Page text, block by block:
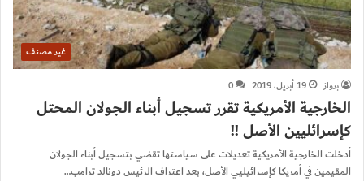
غير مصنف
برواز
19 أبريل، 2019 0
الخارجية الأمريكية تقرر تسجيل أبناء الجولان المحتل
كإسرائليين الأصل !!
أدخلت الخارجية الأمريكية تعديلات على سياستها تقضي بتسجيل أبناء الجولان
المقيمين في أمريكا كإسرائيليي الأصل، بعد اعتراف الرئيس دونالد ترامب…